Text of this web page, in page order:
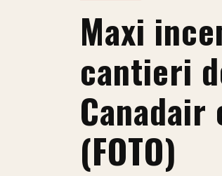
Maxi
cantieri
(FOTO)